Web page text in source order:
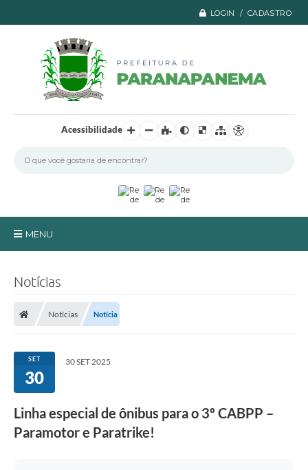
LOGIN / CADASTRO
Acessibilidade
MENU
Transparência
Ouvidoria / SIC
Fale Conosco
Leis Municipais
Notícias
Notícias Notícia
SET
30
30 SET 2025
Linha especial de ônibus para o 3º CABPP –
Paramotor e Paratrike!